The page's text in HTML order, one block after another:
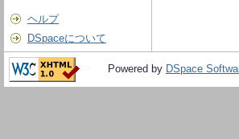
ヘルプ
DSpaceについて
Powered by DSpace